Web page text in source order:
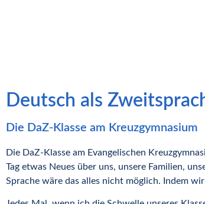
Deutsch als
Die DaZ-Klasse am Kreuzgymnasium
Die DaZ-Klasse am Evangelischen
Tag etwas Neues über uns, unsere Familien,
Sprache wäre das alles nicht möglich. Indem